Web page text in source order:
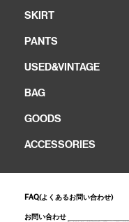
SKIRT
PANTS
USED&VINTAGE
BAG
GOODS
ACCESSORIES
FAQ(よくあるお問い合わせ)
お問い合わせ